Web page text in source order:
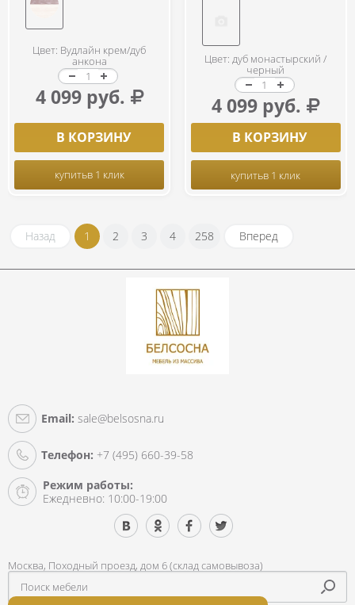
Цвет: Вудлайн крем/дуб
анкона
4 099 руб.
В КОРЗИНУ
купитьв 1 клик
Цвет: дуб монастырский /
черный
4 099 руб.
В КОРЗИНУ
купитьв 1 клик
Назад 1 2 3 4 258 Вперед
Email: sale@belsosna.ru
Телефон: +7 (495) 660-39-58
Режим работы:
Ежедневно: 10:00-19:00
Москва, Походный проезд, дом 6 (склад самовывоза)